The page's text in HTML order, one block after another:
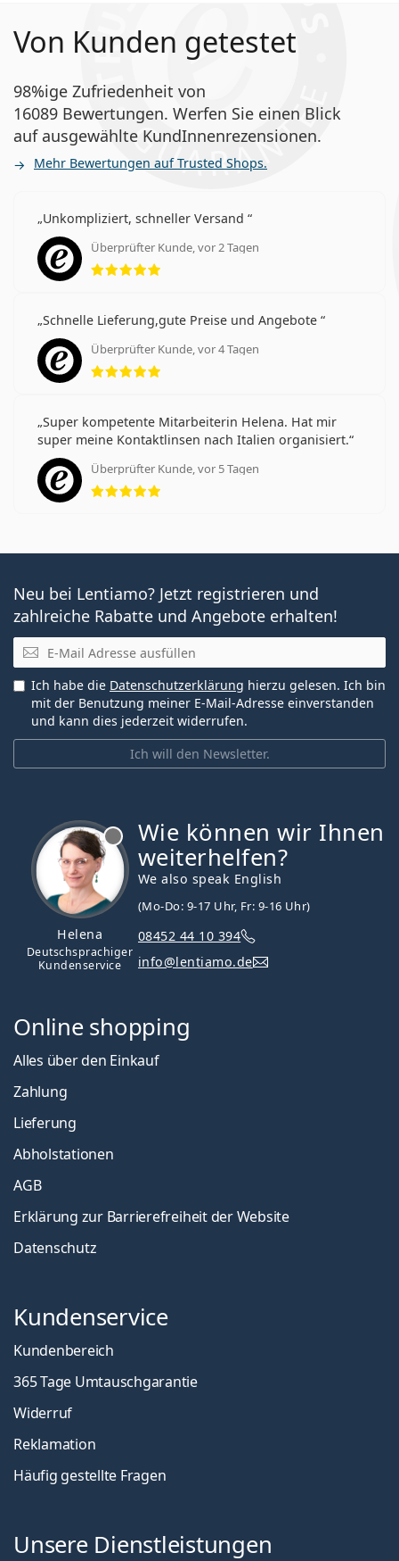
Wochenlinsen?
Andere Acuvue Kontaktlinsen
Am häufigsten werden sie mit dem Pflegemittel
Solunate Multi-Purpose 400 ml mit Behälter
die Anleitung.
Von Kunden getestet
98%ige Zufriedenheit von
16089 Bewertungen. Werfen Sie einen Blick
auf ausgewählte KundInnenrezensionen.
Mehr Bewertungen auf Trusted Shops.
Unkompliziert, schneller Versand
Überprüfter Kunde, vor 2 Tagen
Bewertung 5 aus 5
Schnelle Lieferung,gute Preise und Angebote
Überprüfter Kunde, vor 4 Tagen
Bewertung 5 aus 5
Super kompetente Mitarbeiterin Helena. Hat mir
super meine Kontaktlinsen nach Italien organisiert.
Überprüfter Kunde, vor 5 Tagen
Bewertung 5 aus 5
Neu bei Lentiamo? Jetzt registrieren und
zahlreiche Rabatte und Angebote erhalten!
E-Mail
Ich will den Newsletter.
Ich habe die Datenschutzerklärung hierzu gelesen. Ich bin
mit der Benutzung meiner E-Mail-Adresse einverstanden
und kann dies jederzeit widerrufen.
Helena
Deutschsprachiger
Kundenservice
Wie können wir Ihnen
weiterhelfen?
We also speak English
(Mo-Do: 9-17 Uhr, Fr: 9-16 Uhr)
08452 44 10 394
info@lentiamo.de
Online shopping
Alles über den Einkauf
Zahlung
Lieferung
Abholstationen
AGB
Erklärung zur Barrierefreiheit der Website
Datenschutz
Kundenservice
Kundenbereich
365 Tage Umtauschgarantie
Widerruf
Reklamation
Häufig gestellte Fragen
Unsere Dienstleistungen